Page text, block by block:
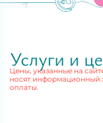
Услуги и
Цены, указанные на
носят информационный
оплаты.